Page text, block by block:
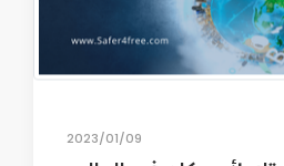
09‏/01‏/2023